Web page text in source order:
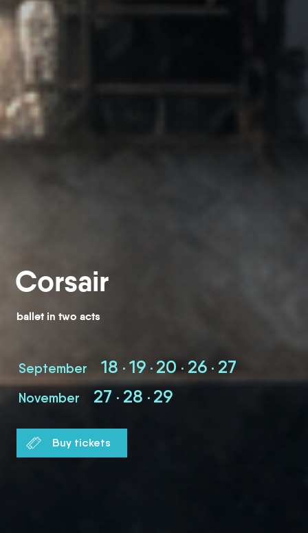
Corsair
ballet in two acts
September 18 19 20 26 27
November 27 28 29
Buy tickets